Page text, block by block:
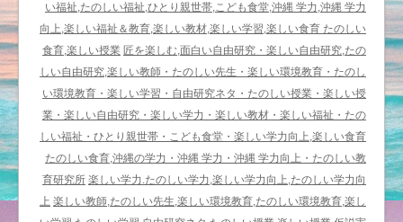
い福祉,たのしい福祉,ひとり親世帯,こども食堂,沖縄 学力,沖縄 学力
向上,楽しい福祉＆教育,楽しい教材,楽しい学習,楽しい食育 たのしい
食育,楽しい授業 匠を楽しむ,面白い自由研究・楽しい自由研究,たの
しい自由研究,楽しい教師・たのしい先生・楽しい環境教育・たのし
い環境教育・楽しい学習・自由研究ネタ・たのしい授業・楽しい授
業・楽しい自由研究・楽しい学力・楽しい教材・楽しい福祉・たの
しい福祉・ひとり親世帯・こども食堂・楽しい学力向上,楽しい食育
たのしい食育,沖縄の学力・沖縄 学力・沖縄 学力向上・たのしい教
育研究所 楽しい学力.たのしい学力,楽しい学力向上,たのしい学力向
上 楽しい教師,たのしい先生,楽しい環境教育,たのしい環境教育,楽し